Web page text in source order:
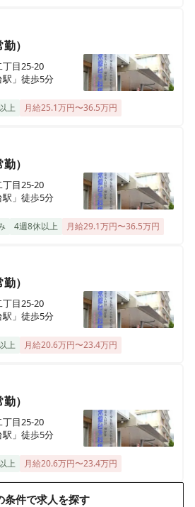
に対応する病棟看護の正社員看護
働きやすい職場です。
）
目25-20
」徒歩5分
上 月給25.1万円〜36.5万円
）
目25-20
」徒歩5分
4週8休以上 月給29.1万円〜36.5万円
）
目25-20
」徒歩5分
上 月給20.6万円〜23.4万円
）
目25-20
」徒歩5分
上 月給20.6万円〜23.4万円
条件で求人を探す